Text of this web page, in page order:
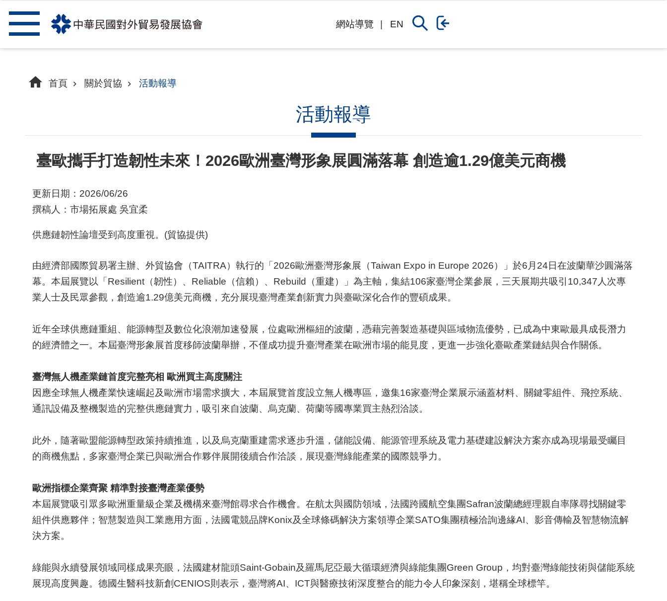
跳到主要內容區塊
網站導覽 EN
首頁 關於貿協 活動報導
活動報導
臺歐攜手打造韌性未來！2026歐洲臺灣形象展圓滿落幕 創造逾1.29億美元商機
更新日期：2026/06/26
撰稿人：市場拓展處 吳宜柔
供應鏈韌性論壇受到高度重視。(貿協提供)
由經濟部國際貿易署主辦、外貿協會（TAITRA）執行的「2026歐洲臺灣形象展（Taiwan Expo in Europe 2026）」於6月24日在波蘭華沙圓滿落
幕。本屆展覽以「Resilient（韌性）、Reliable（信賴）、Rebuild（重建）」為主軸，集結106家臺灣企業參展，三天展期共吸引10,347人次專
業人士及民眾參觀，創造逾1.29億美元商機，充分展現臺灣產業創新實力與臺歐深化合作的豐碩成果。
近年全球供應鏈重組、能源轉型及數位化浪潮加速發展，位處歐洲樞紐的波蘭，憑藉完善製造基礎與區域物流優勢，已成為中東歐最具成長潛力
的經濟體之一。本屆臺灣形象展首度移師波蘭舉辦，不僅成功提升臺灣產業在歐洲市場的能見度，更進一步強化臺歐產業鏈結與合作關係。
臺灣無人機產業鏈首度完整亮相 歐洲買主高度關注
因應全球無人機產業快速崛起及歐洲市場需求擴大，本屆展覽首度設立無人機專區，邀集16家臺灣企業展示涵蓋材料、關鍵零組件、飛控系統、
通訊設備及整機製造的完整供應鏈實力，吸引來自波蘭、烏克蘭、荷蘭等國專業買主熱烈洽談。
此外，隨著歐盟能源轉型政策持續推進，以及烏克蘭重建需求逐步升溫，儲能設備、能源管理系統及電力基礎建設解決方案亦成為現場最受矚目
的商機焦點，多家臺灣企業已與歐洲合作夥伴展開後續合作洽談，展現臺灣綠能產業的國際競爭力。
歐洲指標企業齊聚 精準對接臺灣產業優勢
本屆展覽吸引眾多歐洲重量級企業及機構來臺灣館尋求合作機會。在航太與國防領域，法國跨國航空集團Safran波蘭總經理親自率隊尋找關鍵零
組件供應夥伴；智慧製造與工業應用方面，法國電競品牌Konix及全球條碼解決方案領導企業SATO集團積極洽詢邊緣AI、影音傳輸及智慧物流解
決方案。
綠能與永續發展領域同樣成果亮眼，法國建材龍頭Saint-Gobain及羅馬尼亞最大循環經濟與綠能集團Green Group，均對臺灣綠能技術與儲能系統
展現高度興趣。德國生醫科技新創CENIOS則表示，臺灣將AI、ICT與醫療技術深度整合的能力令人印象深刻，堪稱全球標竿。